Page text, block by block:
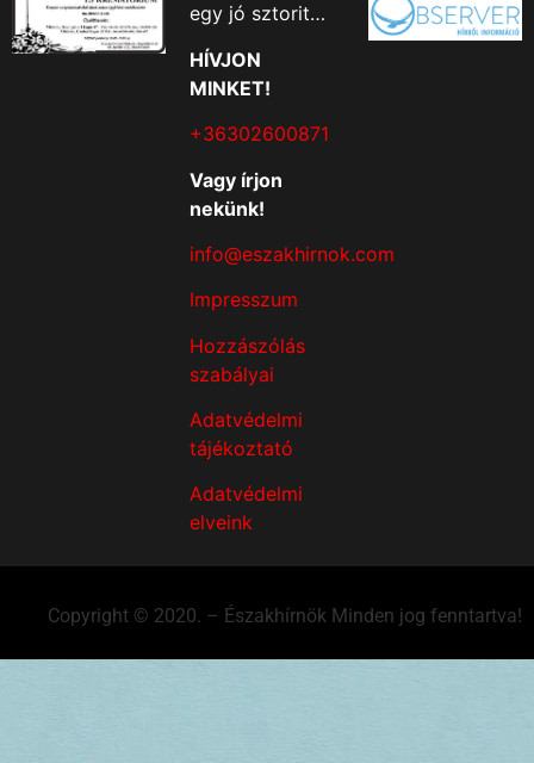
egy jó sztorit…
HÍVJON
MINKET!
+36302600871
Vagy írjon
nekünk!
info@eszakhirnok.com
Impresszum
Hozzászólás
szabályai
Adatvédelmi
tájékoztató
Adatvédelmi
elveink
Copyright © 2020. – Északhírnök Minden jog fenntartva!